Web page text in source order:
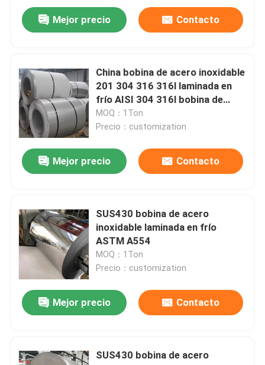
noticias
Solicitar una cotización
Metal de hojas de acero inoxidable
Hoja de acero inoxidable en frío
Hoja de acero inoxidable decorativa
Bobina de acero inoxidable en frío
Bobina de acero inoxidable laminada en caliente
Tubo sin soldadura de acero inoxidable
Mejor precio Contacto
China bobina de acero inoxidable
201 304 316 316l laminada en
frío AISI 304 316l bobina de
acero inoxidable en stock
MOQ：1Ton
Precio：customization
Mejor precio Contacto
SUS430 bobina de acero
inoxidable laminada en frío
ASTM A554
MOQ：1Ton
Precio：customization
Mejor precio Contacto
SUS430 bobina de acero